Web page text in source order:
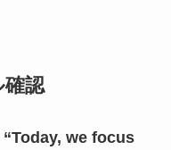
認
“Today, we focus